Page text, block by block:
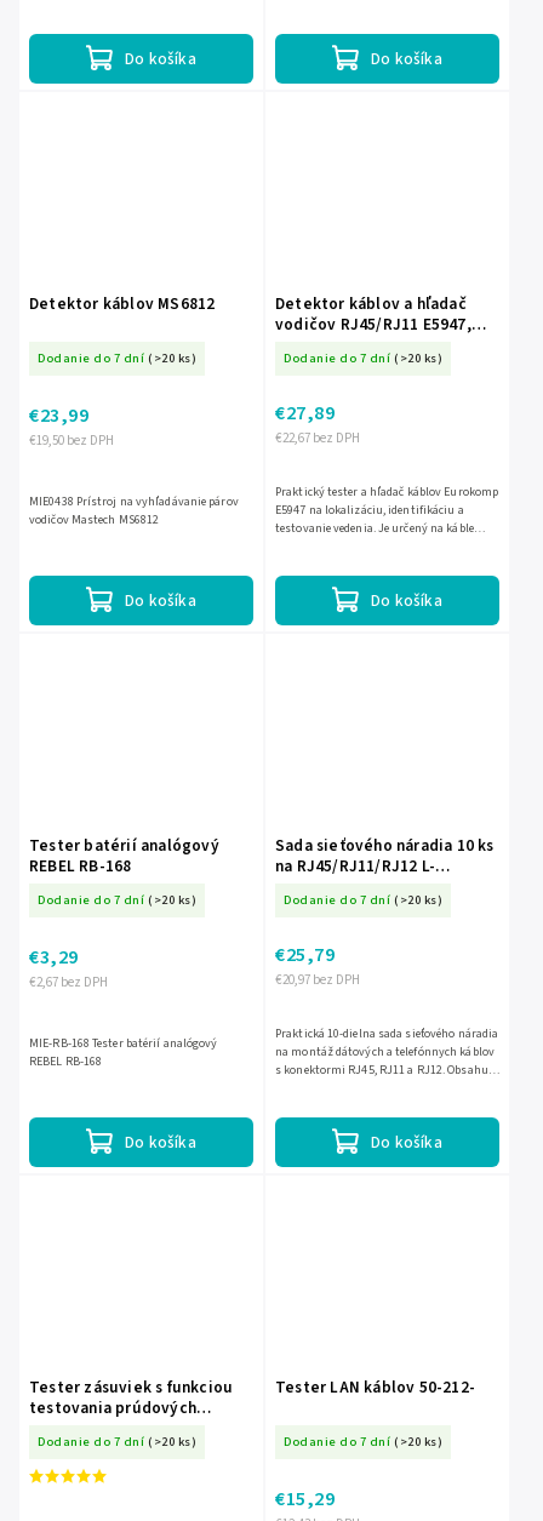
Do košíka Do košíka
Detektor káblov MS6812
Dodanie do 7 dní (>20 ks)
€19,50 bez DPH
€23,99
Do košíka
MIE0438 Prístroj na vyhľadávanie párov
vodičov Mastech MS6812
Detektor káblov a hľadač
vodičov RJ45/RJ11 E5947,
Dodanie do 7 dní (>20 ks)
€22,67 bez DPH
€27,89
Do košíka
Praktický tester a hľadač káblov Eurokomp
E5947 na lokalizáciu, identifikáciu a
testovanie vedenia. Je určený na káble
Tester batérií analógový
REBEL RB-168
Dodanie do 7 dní (>20 ks)
€2,67 bez DPH
€3,29
Do košíka
MIE-RB-168 Tester batérií analógový
REBEL RB-168
Sada sieťového náradia 10 ks
na RJ45/RJ11/RJ12 L-
Dodanie do 7 dní (>20 ks)
€20,97 bez DPH
€25,79
Do košíka
Praktická 10-dielna sada sieťového náradia
na montáž dátových a telefónnych káblov
s konektormi RJ45, RJ11 a RJ12. Obsahuje
Tester zásuviek s funkciou
testovania prúdových
Dodanie do 7 dní (>20 ks)
Tester LAN káblov 50-212-
Dodanie do 7 dní (>20 ks)
€15,29